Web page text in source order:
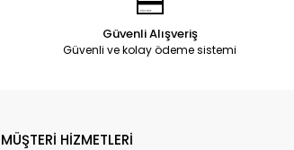
Güvenli Alışveriş
Güvenli ve kolay ödeme sistemi
MÜŞTERİ HİZMETLERİ